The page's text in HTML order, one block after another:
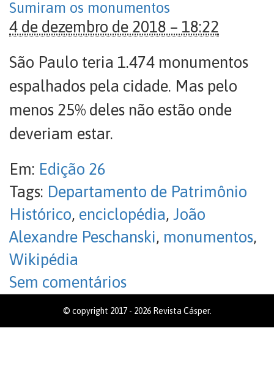
Sumiram os monumentos
4 de dezembro de 2018 – 18:22
São Paulo teria 1.474 monumentos
espalhados pela cidade. Mas pelo
menos 25% deles não estão onde
deveriam estar.
Em: Edição 26
Tags: Departamento de Patrimônio
Histórico, enciclopédia, João
Alexandre Peschanski, monumentos,
Wikipédia
Sem comentários
© copyright 2017 - 2026 Revista Cásper.